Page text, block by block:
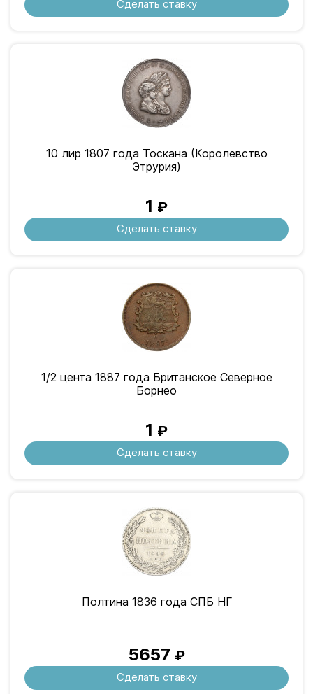
Сделать ставку
10 лир 1807 года Тоскана (Королевство
Этрурия)
1 ₽
Сделать ставку
1/2 цента 1887 года Британское Северное
Борнео
1 ₽
Сделать ставку
Полтина 1836 года СПБ НГ
5657 ₽
Сделать ставку